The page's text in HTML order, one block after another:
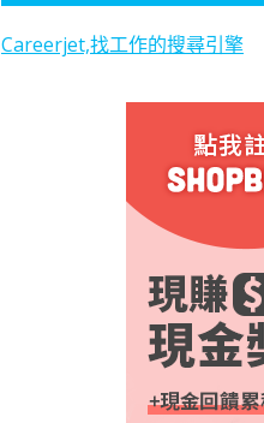
Careerjet,找工作的搜尋引擎